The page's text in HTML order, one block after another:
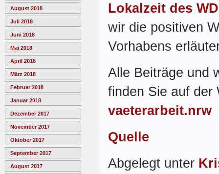
August 2018
Juli 2018
Juni 2018
Mai 2018
April 2018
März 2018
Februar 2018
Januar 2018
Dezember 2017
November 2017
Oktober 2017
September 2017
August 2017
Lokalzeit des
wir die positiven
Vorhabens
Alle Beiträge und
finden Sie auf der
vaeterarbeit.nrw
Quelle
Abgelegt unter